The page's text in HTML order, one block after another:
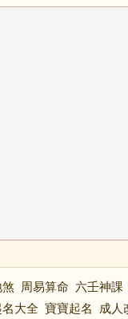
周易算命 六壬神課
名大全 寶寶起名 成人